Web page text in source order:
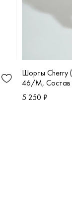
Шорты Cherry
46/M, Состав
5 250 ₽